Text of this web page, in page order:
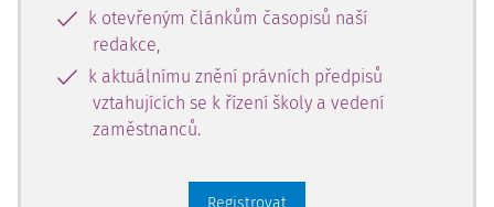
k otevřeným článkům časopisů naší
redakce,
k aktuálnímu znění právních předpisů
vztahujících se k řízení školy a vedení
zaměstnanců.
Registrovat